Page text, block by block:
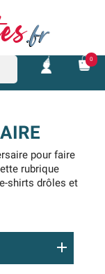
0
pour faire
rubrique
shirts drôles et
mais
Sans oublier
à tous les